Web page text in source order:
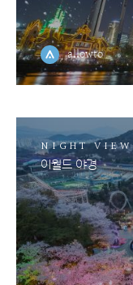
allowto
NIGHT VIEW
이월드 야경